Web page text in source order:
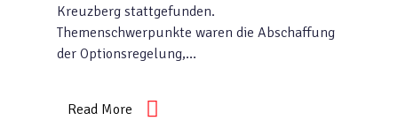
Kreuzberg stattgefunden.
Themenschwerpunkte waren die Abschaffung
der Optionsregelung,…
Read More